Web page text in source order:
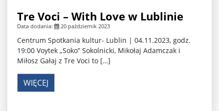
Tre Voci – With Love w Lublinie
Data dodania: 20 październik 2023
Centrum Spotkania kultur- Lublin | 04.11.2023, godz.
19:00 Voytek „Soko” Sokolnicki, Mikołaj Adamczak i
Miłosz Gałaj z Tre Voci to […]
WIĘCEJ